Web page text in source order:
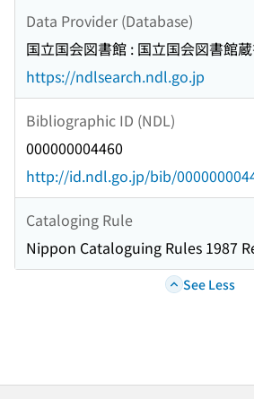
Data Provider (Database)
国立国会図書館 : 国立国会図書館
https://ndlsearch.ndl.go.jp
Bibliographic ID (NDL)
000000004460
http://id.ndl.go.jp/bib/
Cataloging Rule
Nippon Cataloguing Rules 1987
See Less